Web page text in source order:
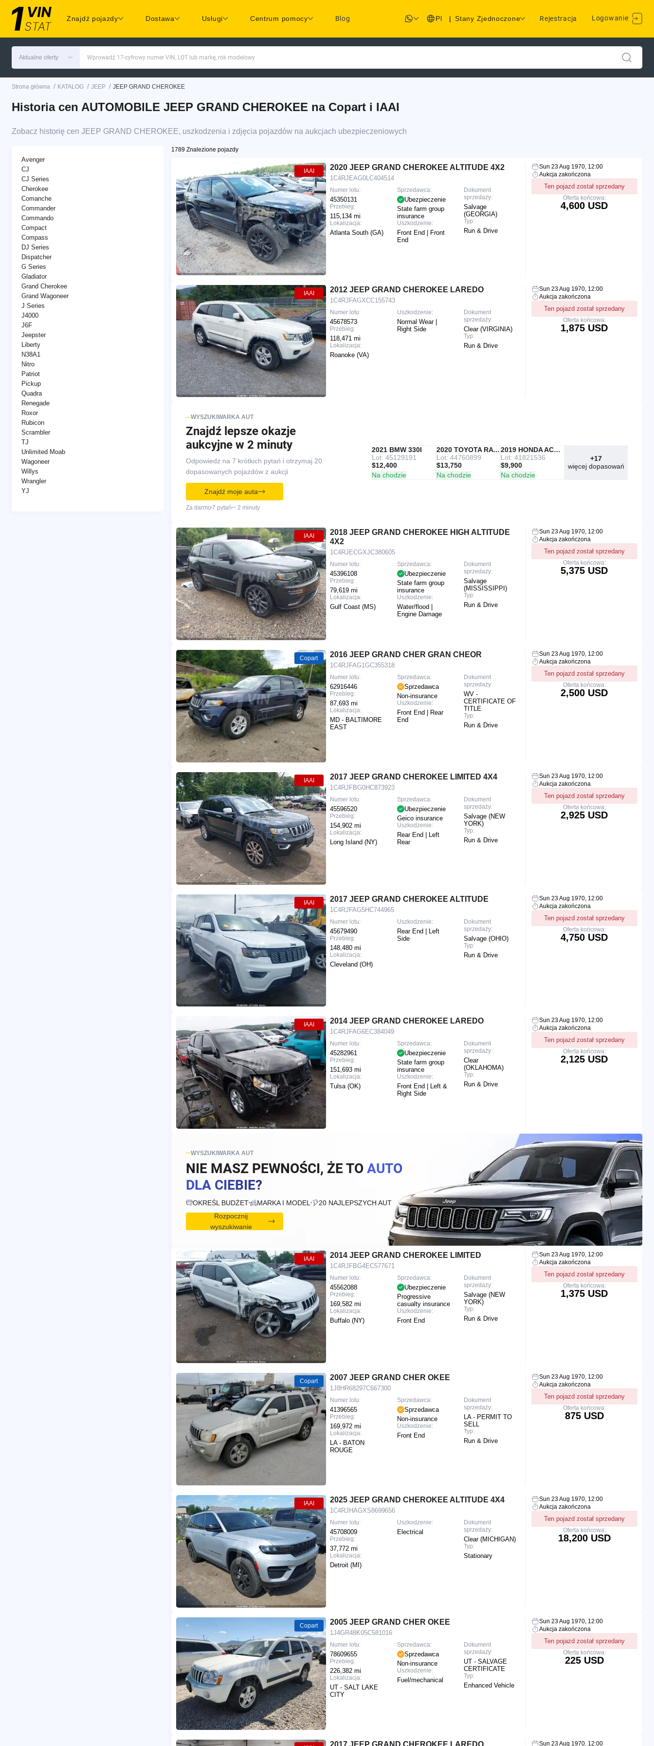
Znajdź pojazdy Dostawa Usługi Centrum pomocy Blog Pl | Stany Zjednoczone Rejestracja Logowanie
Aktualne oferty Wprowadź 17-cyfrowy numer VIN, LOT lub markę, rok modelowy
Strona główna / KATALOG / JEEP / JEEP GRAND CHEROKEE
Historia cen AUTOMOBILE JEEP GRAND CHEROKEE na Copart i IAAI
Zobacz historię cen JEEP GRAND CHEROKEE, uszkodzenia i zdjęcia pojazdów na aukcjach ubezpieczeniowych
Avenger
CJ
CJ Series
Cherokee
Comanche
Commander
Commando
Compact
Compass
DJ Series
Dispatcher
G Series
Gladiator
Grand Cherokee
Grand Wagoneer
J Series
J4000
J6F
Jeepster
Liberty
N38A1
Nitro
Patriot
Pickup
Quadra
Renegade
Roxor
Rubicon
Scrambler
TJ
Unlimited Moab
Wagoneer
Willys
Wrangler
YJ
1789 Znalezione pojazdy
IAAI 2020 JEEP GRAND CHEROKEE ALTITUDE 4X2
1C4RJEAG0LC404514
Numer lotu:
45350131
Przebieg:
115,134 mi
Lokalizacja:
Atlanta South (GA)
Sprzedawca:
Ubezpieczenie
State farm group
insurance
Uszkodzenie:
Front End | Front
End
Dokument
sprzedaży:
Salvage
(GEORGIA)
Typ:
Run & Drive
Sun 23 Aug 1970, 12:00
Aukcja zakończona
Ten pojazd został sprzedany
Oferta końcowa:
4,600 USD
IAAI 2012 JEEP GRAND CHEROKEE LAREDO
1C4RJFAGXCC155743
Numer lotu:
45678573
Przebieg:
118,471 mi
Lokalizacja:
Roanoke (VA)
Uszkodzenie:
Normal Wear |
Right Side
Dokument
sprzedaży:
Clear (VIRGINIA)
Typ:
Run & Drive
Sun 23 Aug 1970, 12:00
Aukcja zakończona
Ten pojazd został sprzedany
Oferta końcowa:
1,875 USD
WYSZUKIWARKA AUT
Znajdź lepsze okazje
aukcyjne w 2 minuty
Odpowiedz na 7 krótkich pytań i otrzymaj 20
dopasowanych pojazdów z aukcji
IAAI
POLECANY
2021 BMW 330I
Lot: 45129191
$12,400
Na chodzie
IAAI
2020 TOYOTA RAV4
Lot: 44760899
$13,750
Na chodzie
Copart
2019 HONDA ACCORD
Lot: 41821536
$9,900
Na chodzie
+17
więcej dopasowań
Znajdź moje auta
Za darmo 7 pytań ~ 2 minuty
IAAI
2018 JEEP GRAND CHEROKEE HIGH ALTITUDE
4X2
1C4RJECGXJC380605
Numer lotu:
45396108
Przebieg:
79,619 mi
Lokalizacja:
Gulf Coast (MS)
Sprzedawca:
Ubezpieczenie
State farm group
insurance
Uszkodzenie:
Water/flood |
Engine Damage
Dokument
sprzedaży:
Salvage
(MISSISSIPPI)
Typ:
Run & Drive
Sun 23 Aug 1970, 12:00
Aukcja zakończona
Ten pojazd został sprzedany
Oferta końcowa:
5,375 USD
Copart 2016 JEEP GRAND CHER GRAN CHEOR
1C4RJFAG1GC355318
Numer lotu:
62916446
Przebieg:
87,693 mi
Lokalizacja:
MD - BALTIMORE
EAST
Sprzedawca:
Sprzedawca
Non-insurance
Uszkodzenie:
Front End | Rear
End
Dokument
sprzedaży:
WV -
CERTIFICATE OF
TITLE
Typ:
Run & Drive
Sun 23 Aug 1970, 12:00
Aukcja zakończona
Ten pojazd został sprzedany
Oferta końcowa:
2,500 USD
IAAI 2017 JEEP GRAND CHEROKEE LIMITED 4X4
1C4RJFBG0HC873923
Numer lotu:
45596520
Przebieg:
154,902 mi
Lokalizacja:
Long Island (NY)
Sprzedawca:
Ubezpieczenie
Geico insurance
Uszkodzenie:
Rear End | Left
Rear
Dokument
sprzedaży:
Salvage (NEW
YORK)
Typ:
Run & Drive
Sun 23 Aug 1970, 12:00
Aukcja zakończona
Ten pojazd został sprzedany
Oferta końcowa:
2,925 USD
IAAI 2017 JEEP GRAND CHEROKEE ALTITUDE
1C4RJFAG5HC744965
Numer lotu:
45679490
Przebieg:
148,480 mi
Lokalizacja:
Cleveland (OH)
Uszkodzenie:
Rear End | Left
Side
Dokument
sprzedaży:
Salvage (OHIO)
Typ:
Run & Drive
Sun 23 Aug 1970, 12:00
Aukcja zakończona
Ten pojazd został sprzedany
Oferta końcowa:
4,750 USD
IAAI 2014 JEEP GRAND CHEROKEE LAREDO
1C4RJFAG6EC384049
Numer lotu:
45282961
Przebieg:
151,693 mi
Lokalizacja:
Tulsa (OK)
Sprzedawca:
Ubezpieczenie
State farm group
insurance
Uszkodzenie:
Front End | Left &
Right Side
Dokument
sprzedaży:
Clear
(OKLAHOMA)
Typ:
Run & Drive
Sun 23 Aug 1970, 12:00
Aukcja zakończona
Ten pojazd został sprzedany
Oferta końcowa:
2,125 USD
WYSZUKIWARKA AUT
NIE MASZ PEWNOŚCI, ŻE TO AUTO
DLA CIEBIE?
OKREŚL BUDŻET MARKA I MODEL
20 NAJLEPSZYCH AUT
Rozpocznij
wyszukiwanie
IAAI 2014 JEEP GRAND CHEROKEE LIMITED
1C4RJFBG4EC577671
Numer lotu:
45562088
Przebieg:
169,582 mi
Lokalizacja:
Buffalo (NY)
Sprzedawca:
Ubezpieczenie
Progressive
casualty insurance
Uszkodzenie:
Front End
Dokument
sprzedaży:
Salvage (NEW
YORK)
Typ:
Run & Drive
Sun 23 Aug 1970, 12:00
Aukcja zakończona
Ten pojazd został sprzedany
Oferta końcowa:
1,375 USD
Copart 2007 JEEP GRAND CHER OKEE
1J8HR68297C667300
Numer lotu:
41396565
Przebieg:
169,972 mi
Lokalizacja:
LA - BATON
ROUGE
Sprzedawca:
Sprzedawca
Non-insurance
Uszkodzenie:
Front End
Dokument
sprzedaży:
LA - PERMIT TO
SELL
Typ:
Run & Drive
Sun 23 Aug 1970, 12:00
Aukcja zakończona
Ten pojazd został sprzedany
Oferta końcowa:
875 USD
IAAI 2025 JEEP GRAND CHEROKEE ALTITUDE 4X4
1C4RJHAGXS8699656
Numer lotu:
45708009
Przebieg:
37,772 mi
Lokalizacja:
Detroit (MI)
Uszkodzenie:
Electrical
Dokument
sprzedaży:
Clear (MICHIGAN)
Typ:
Stationary
Sun 23 Aug 1970, 12:00
Aukcja zakończona
Ten pojazd został sprzedany
Oferta końcowa:
18,200 USD
Copart 2005 JEEP GRAND CHER OKEE
1J4GR48K05C581016
Numer lotu:
78609655
Przebieg:
226,382 mi
Lokalizacja:
UT - SALT LAKE
CITY
Sprzedawca:
Sprzedawca
Non-insurance
Uszkodzenie:
Fuel/mechanical
Dokument
sprzedaży:
UT - SALVAGE
CERTIFICATE
Typ:
Enhanced Vehicle
Sun 23 Aug 1970, 12:00
Aukcja zakończona
Ten pojazd został sprzedany
Oferta końcowa:
225 USD
2017 JEEP GRAND CHEROKEE LAREDO Sun 23 Aug 1970, 12:00